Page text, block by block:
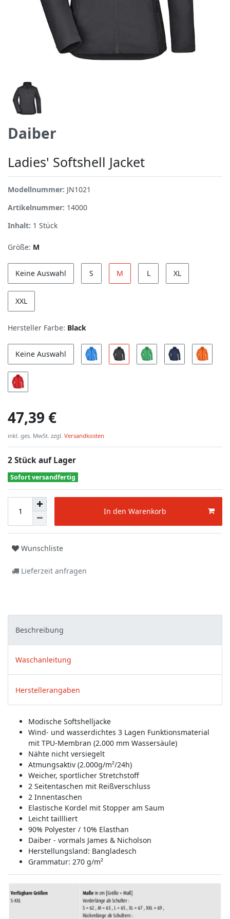
Daiber
Ladies' Softshell Jacket
Modellnummer: JN1021
Artikelnummer: 14000
Inhalt: 1 Stück
Größe: M
Keine Auswahl S M L XL
XXL
Hersteller Farbe: Black
Keine Auswahl
47,39 €
inkl. ges. MwSt. zzgl. Versandkosten
2 Stück auf Lager
Sofort versandfertig
In den Warenkorb
Wunschliste
Lieferzeit anfragen
Beschreibung
Waschanleitung
Herstellerangaben
Modische Softshelljacke
Wind- und wasserdichtes 3 Lagen Funktionsmaterial
mit TPU-Membran (2.000 mm Wassersäule)
Nähte nicht versiegelt
Atmungsaktiv (2.000g/m²/24h)
Weicher, sportlicher Stretchstoff
2 Seitentaschen mit Reißverschluss
2 Innentaschen
Elastische Kordel mit Stopper am Saum
Leicht taillliert
90% Polyester / 10% Elasthan
Daiber - vormals James & Nicholson
Herstellungsland: Bangladesch
Grammatur: 270 g/m²